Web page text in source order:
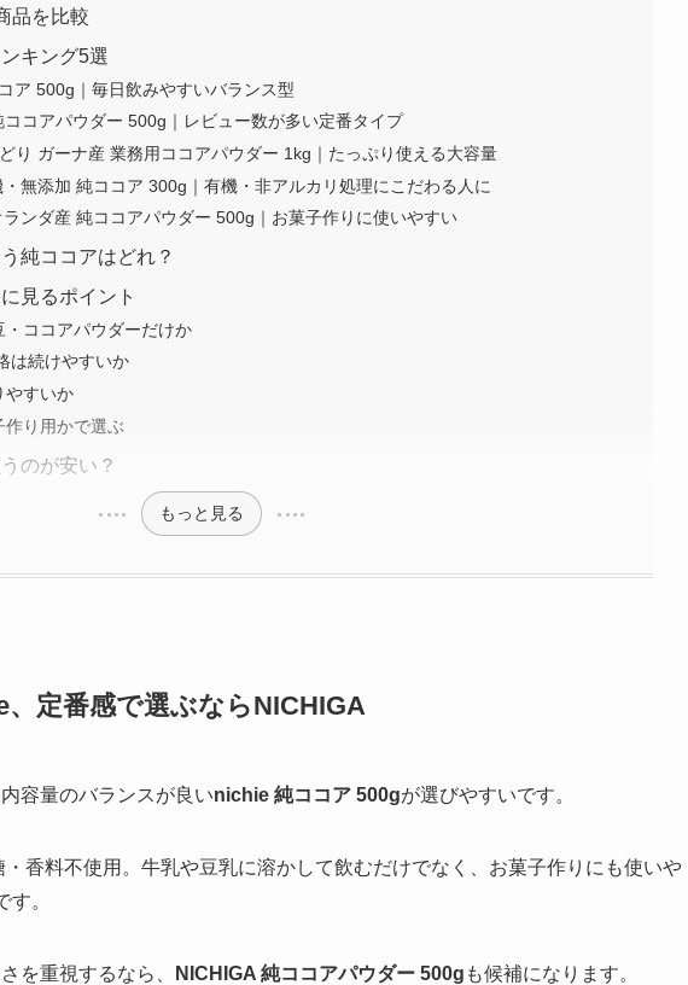
品を比較
キング5選
ア 500g｜毎日飲みやすいバランス型
ココアパウダー 500g｜レビュー数が多い定番タイプ
り ガーナ産 業務用ココアパウダー 1kg｜たっぷり使える大容量
無添加 純ココア 300g｜有機・非アルカリ処理にこだわる人に
ンダ産 純ココアパウダー 500g｜お菓子作りに使いやすい
純ココアはどれ？
見るポイント
・ココアパウダーだけか
は続けやすいか
やすいか
作り用かで選ぶ
のが安い？
もっと見る
定番感で選ぶならNICHIGA
容量のバランスが良いnichie 純ココア 500gが選びやすいです。
香料不使用。牛乳や豆乳に溶かして飲むだけでなく、お菓子作りにも使いや
。
を重視するなら、 NICHIGA 純ココアパウダー 500g も候補になります。